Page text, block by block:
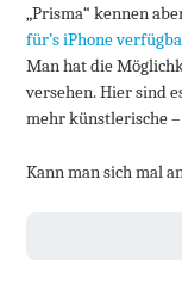
„Prisma“ kennen
für’s iPhone
Man hat die
versehen. Hier sind
mehr künstlerische
Kann man sich mal